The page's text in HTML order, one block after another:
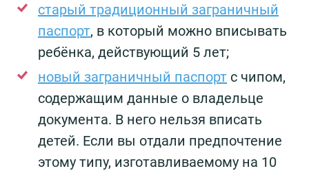
старый традиционный заграничный
паспорт, в который можно вписывать
ребёнка, действующий 5 лет;
новый заграничный паспорт с чипом,
содержащим данные о владельце
документа. В него нельзя вписать
детей. Если вы отдали предпочтение
этому типу, изготавливаемому на 10